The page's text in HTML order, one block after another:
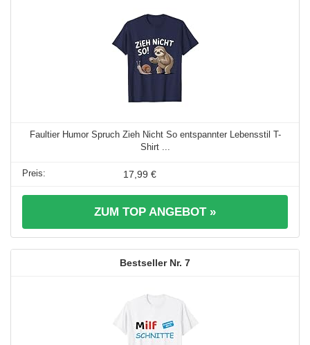
Faultier Humor Spruch Zieh Nicht So entspannter Lebensstil T-
Shirt ...
17,99 €
ZUM TOP ANGEBOT »
7